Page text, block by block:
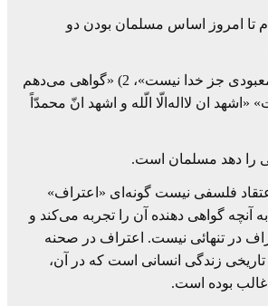
تا امروز اساس مسلمان بودن دو
1) «گواهی می‌دهم معبودی جز خدا نیست»، 2) «گواهی می‌دهم
ان لااله‌الّا الّله و اشهد انّ محمدّاً
را دهد مسلمان است.
فلسفی نیست گونه‌ای «اعتراف»
آنچه گواهی دهنده آن را تجربه می‌کند و
در تنهائی نیست. اعتراف در صحنه
زندگی انسانی است که در آن،
بوده است.